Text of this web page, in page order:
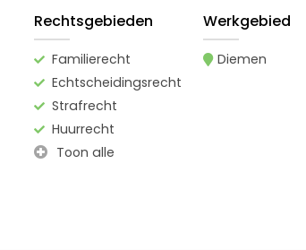
Rechtsgebieden
Familierecht
Echtscheidingsrecht
Strafrecht
Huurrecht
Toon alle
Werkgebied
Diemen